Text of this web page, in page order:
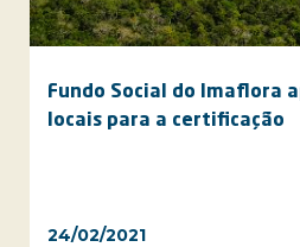
Fundo Social do Imaflora
locais para a certificação
24/02/2021